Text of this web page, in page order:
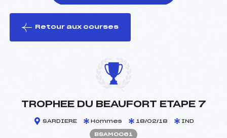
le ski
Retour aux courses
TROPHEE DU BEAUFORT ETAPE 7
SARDIERE Hommes 18/02/18 IND
BSAM0061